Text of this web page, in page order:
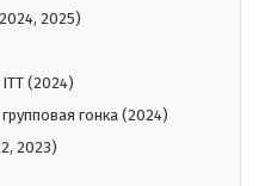
2025)
(2024)
гонка (2024)
2023)